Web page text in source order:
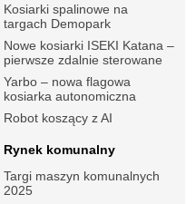
Kosiarki spalinowe na
targach Demopark
Nowe kosiarki ISEKI Katana –
pierwsze zdalnie sterowane
Yarbo – nowa flagowa
kosiarka autonomiczna
Robot koszący z AI
Rynek komunalny
Targi maszyn komunalnych
2025